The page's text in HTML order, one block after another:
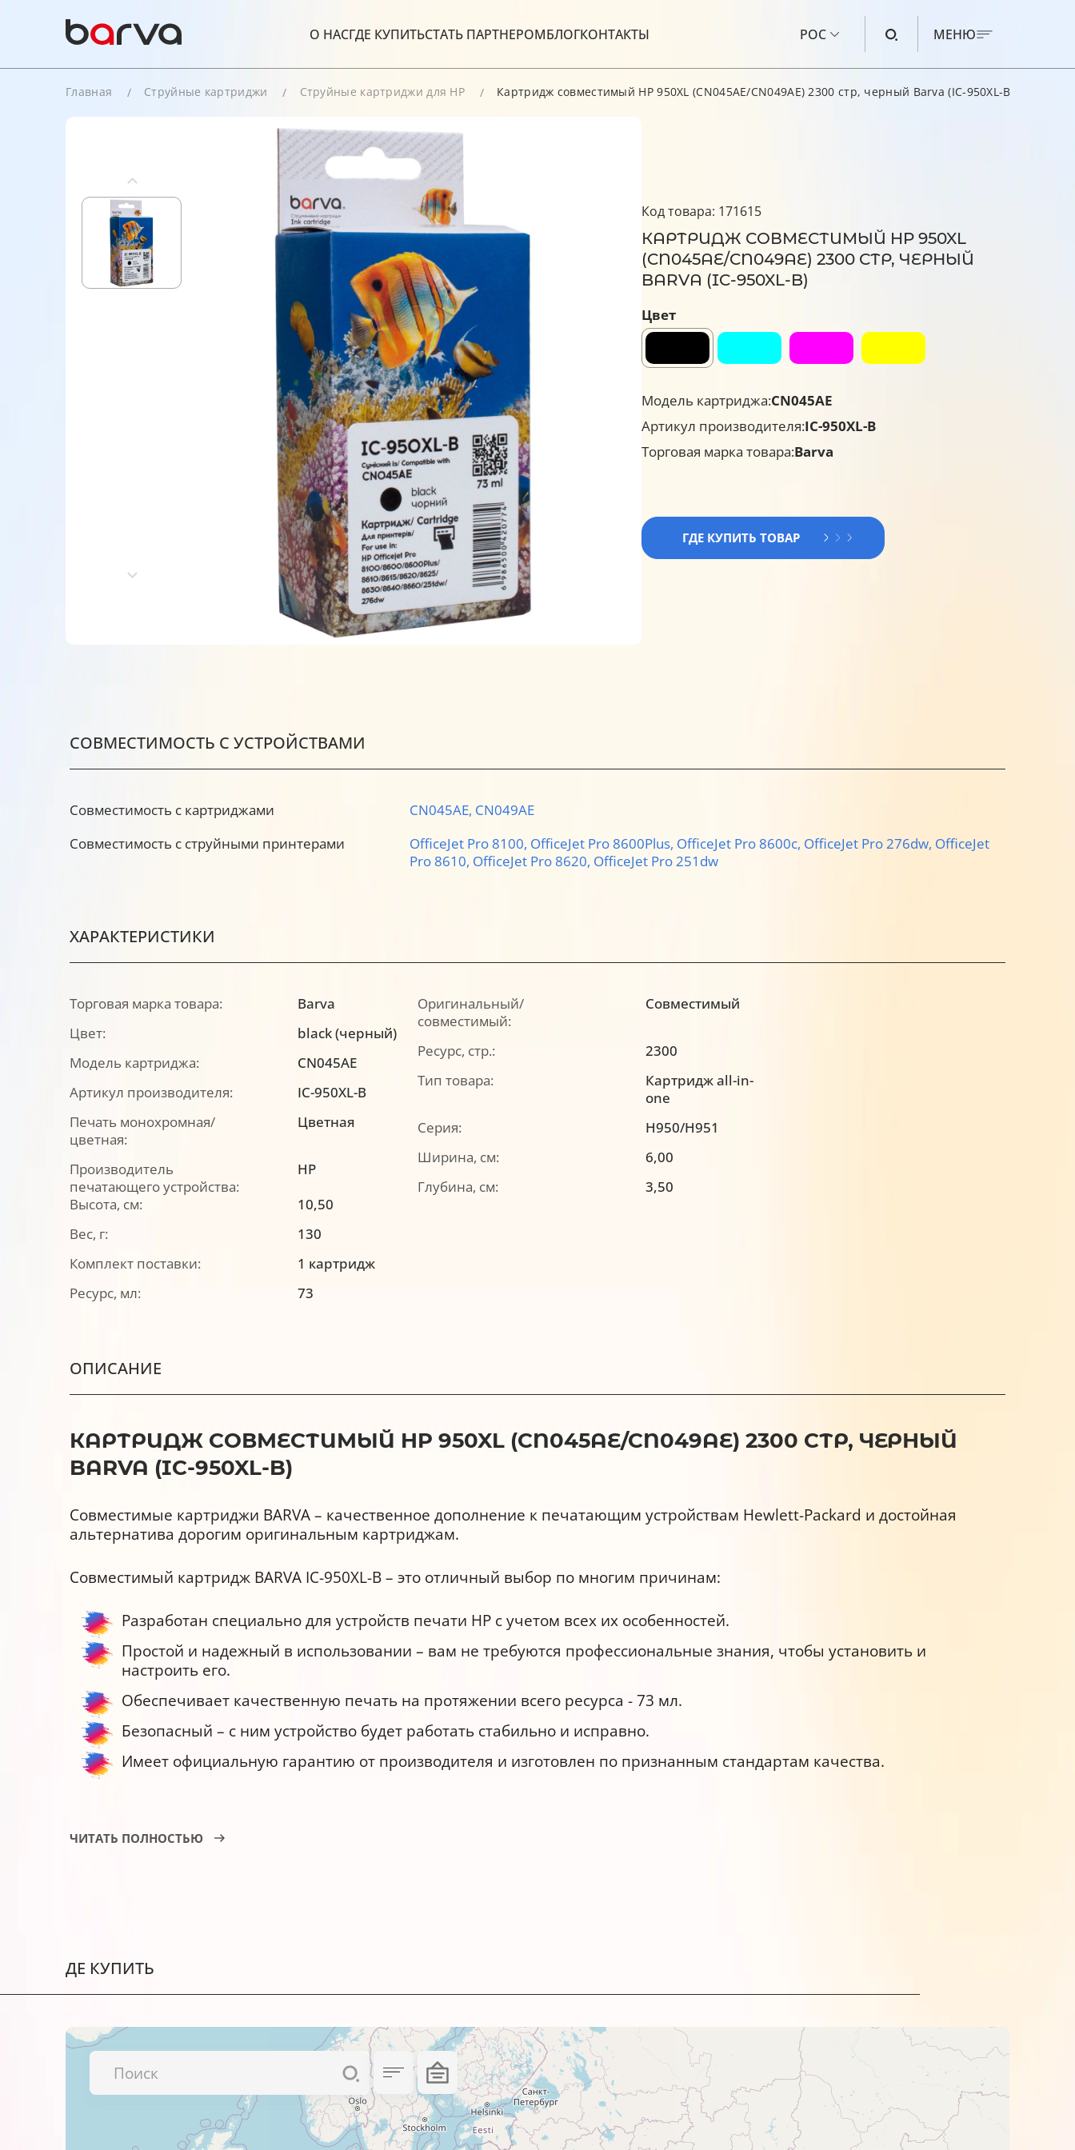
О НАСГДЕ КУПИТЬСТАТЬ ПАРТНЕРОМБЛОГКОНТАКТЫ РОС МЕНЮ
ЖИДКОСТЬ ДЛЯ ПРОМЫВКИ
Главная Струйные картриджи Струйные картриджи для HP Картридж совместимый HP 950XL (CN045AE/CN049AE) 2300 стр, черный Barva (IC-950XL-B)
Код товара: 171615
КАРТРИДЖ СОВМЕСТИМЫЙ HP 950XL
(CN045AE/CN049AE) 2300 СТР, ЧЕРНЫЙ
BARVA (IC-950XL-B)
Цвет
Модель картриджа:CN045AE
Артикул производителя:IC-950XL-B
Торговая марка товара:Barva
ГДЕ КУПИТЬ ТОВАР
СОВМЕСТИМОСТЬ С УСТРОЙСТВАМИ
Совместимость с картриджами CN045AE, CN049AE
Совместимость с струйными принтерами
OfficeJet Pro 8100, OfficeJet Pro 8600Plus, OfficeJet Pro 8600с, OfficeJet Pro 276dw, OfficeJet
Pro 8610, OfficeJet Pro 8620, OfficeJet Pro 251dw
ХАРАКТЕРИСТИКИ
Торговая марка товара:
Barva
Цвет:
black (черный)
Модель картриджа:
CN045AE
Артикул производителя:
IC-950XL-B
Печать монохромная/
цветная:
Цветная
Производитель
печатающего устройства:
HP
Оригинальный/
совместимый:
Совместимый
Ресурс, стр.:
2300
Тип товара:
Картридж all-in-
one
Серия:
H950/H951
Ширина, см:
6,00
Глубина, см:
3,50
Высота, см:
10,50
Вес, г:
130
Комплект поставки:
1 картридж
Ресурс, мл:
73
ОПИСАНИЕ
КАРТРИДЖ СОВМЕСТИМЫЙ HP 950XL (CN045AE/CN049AE) 2300 СТР, ЧЕРНЫЙ
BARVA (IC-950XL-B)
Совместимые картриджи BARVA – качественное дополнение к печатающим устройствам Hewlett-Packard и достойная
альтернатива дорогим оригинальным картриджам.
Совместимый картридж BARVA IC-950XL-B – это отличный выбор по многим причинам:
Разработан специально для устройств печати НР с учетом всех их особенностей.
Простой и надежный в использовании – вам не требуются профессиональные знания, чтобы установить и
настроить его.
Обеспечивает качественную печать на протяжении всего ресурса - 73 мл.
Безопасный – с ним устройство будет работать стабильно и исправно.
Имеет официальную гарантию от производителя и изготовлен по признанным стандартам качества.
Перед использованием обязательно проверьте совместимость картриджа с печатающим устройством HP.
Рекомендуем также
фотобумагу BARVA
– вместе они работают гораздо лучше и обеспечат вам удовольствие от каждого отпечатка.
ЧИТАТЬ ПОЛНОСТЬЮ
ДЕ КУПИТЬ